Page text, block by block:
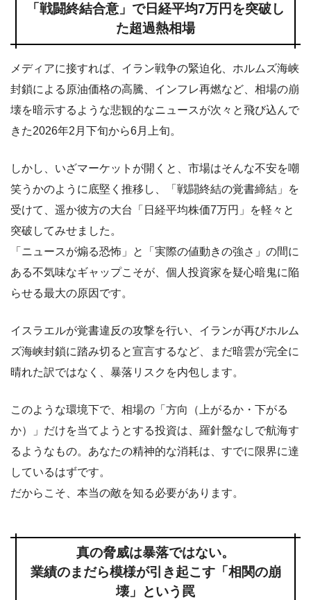
「戦闘終結合意」で日経平均7万円を突破し
た超過熱相場
メディアに接すれば、イラン戦争の緊迫化、ホルムズ海峡
封鎖による原油価格の高騰、インフレ再燃など、相場の崩
壊を暗示するような悲観的なニュースが次々と飛び込んで
きた2026年2月下旬から6月上旬。
しかし、いざマーケットが開くと、市場はそんな不安を嘲
笑うかのように底堅く推移し、「戦闘終結の覚書締結」を
受けて、遥か彼方の大台「日経平均株価7万円」を軽々と
突破してみせました。
「ニュースが煽る恐怖」と「実際の値動きの強さ」の間に
ある不気味なギャップこそが、個人投資家を疑心暗鬼に陥
らせる最大の原因です。
イスラエルが覚書違反の攻撃を行い、イランが再びホルム
ズ海峡封鎖に踏み切ると宣言するなど、まだ暗雲が完全に
晴れた訳ではなく、暴落リスクを内包します。
このような環境下で、相場の「方向（上がるか・下がる
か）」だけを当てようとする投資は、羅針盤なしで航海す
るようなもの。あなたの精神的な消耗は、すでに限界に達
しているはずです。
だからこそ、本当の敵を知る必要があります。
真の脅威は暴落ではない。
業績のまだら模様が引き起こす「相関の崩
壊」という罠